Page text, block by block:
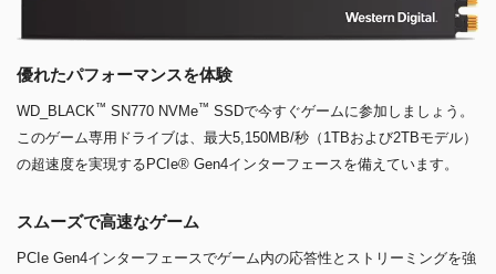
優れたパフォーマンスを体験
WD_BLACK™ SN770 NVMe™ SSDで今すぐゲームに参加しましょう。
このゲーム専用ドライブは、最大5,150MB/秒（1TBおよび2TBモデル）
の超速度を実現するPCIe® Gen4インターフェースを備えています。
スムーズで高速なゲーム
PCIe Gen4インターフェースでゲーム内の応答性とストリーミングを強